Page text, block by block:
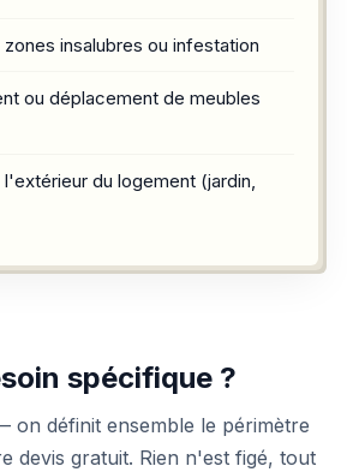
insalubres ou infestation
ou déplacement de meubles
du logement (jardin,
spécifique ?
on définit ensemble le périmètre
devis gratuit. Rien n'est figé, tout